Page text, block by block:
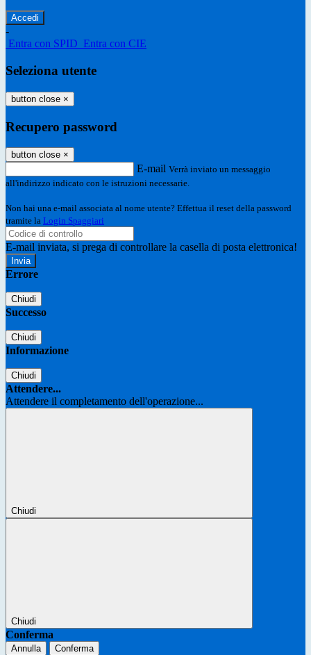
-
Entra con SPID Entra con CIE
Seleziona utente
button close ×
Recupero password
button close ×
E-mail Verrà inviato un messaggio
all'indirizzo indicato con le istruzioni necessarie.
Non hai una e-mail associata al nome utente? Effettua il reset della password
tramite la Login Spaggiari
E-mail inviata, si prega di controllare la casella di posta elettronica!
Errore
Chiudi
Successo
Chiudi
Informazione
Chiudi
Attendere...
Attendere il completamento dell'operazione...
Chiudi
Chiudi
Conferma
Annulla Conferma